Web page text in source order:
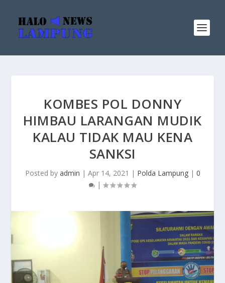
KOMBES POL DONNY
HIMBAU LARANGAN MUDIK
KALAU TIDAK MAU KENA
SANKSI
Posted by admin | Apr 14, 2021 | Polda Lampung| 0
|